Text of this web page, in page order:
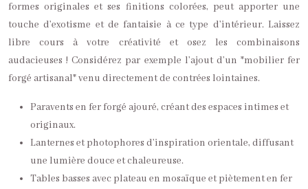
formes originales et ses finitions colorées, peut apporter une
touche d’exotisme et de fantaisie à ce type d’intérieur. Laissez
libre cours à votre créativité et osez les combinaisons
audacieuses ! Considérez par exemple l’ajout d’un *mobilier fer
forgé artisanal* venu directement de contrées lointaines.
Paravents en fer forgé ajouré, créant des espaces intimes et
originaux.
Lanternes et photophores d’inspiration orientale, diffusant
une lumière douce et chaleureuse.
Tables basses avec plateau en mosaïque et piètement en fer